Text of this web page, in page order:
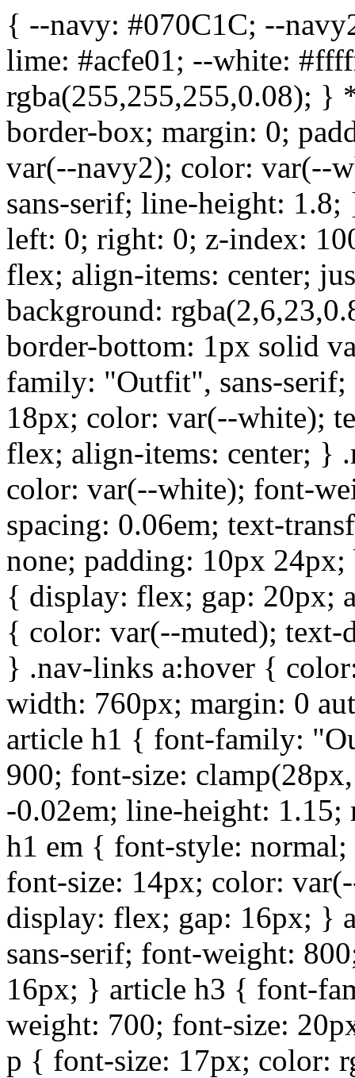
{ --navy: #070C1C; --
lime: #acfe01; --white:
rgba(255,255,255,0.08);
border-box; margin: 0;
var(--navy2); color: var(--
sans-serif; line-height:
left: 0; right: 0; z-index:
flex; align-items: center;
background:
border-bottom: 1px solid
family: "Outfit", sans-
18px; color: var(--white);
flex; align-items: center; }
color: var(--white); font-
spacing: 0.06em; text-
none; padding: 10px
{ display: flex; gap: 20px;
{ color: var(--muted); text-
} .nav-links a:hover {
width: 760px; margin: 0
article h1 { font-family:
900; font-size:
-0.02em; line-height:
h1 em { font-style:
font-size: 14px; color:
display: flex; gap: 16px;
sans-serif; font-weight:
16px; } article h3 { font-
weight: 700; font-size:
p { font-size: 17px; color: